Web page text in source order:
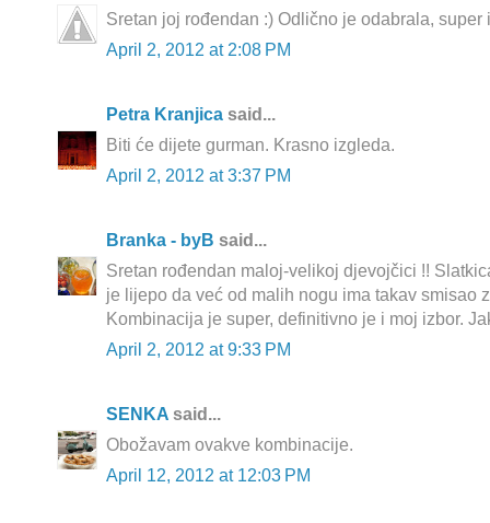
Sretan joj rođendan :) Odlično je odabrala, super
April 2, 2012 at 2:08 PM
Petra Kranjica said...
Biti će dijete gurman. Krasno izgleda.
April 2, 2012 at 3:37 PM
Branka - byB said...
Sretan rođendan maloj-velikoj djevojčici !!
je lijepo da već od malih nogu ima takav smisao
Kombinacija je super, definitivno je i moj izbor.
April 2, 2012 at 9:33 PM
SENKA said...
Obožavam ovakve kombinacije.
April 12, 2012 at 12:03 PM